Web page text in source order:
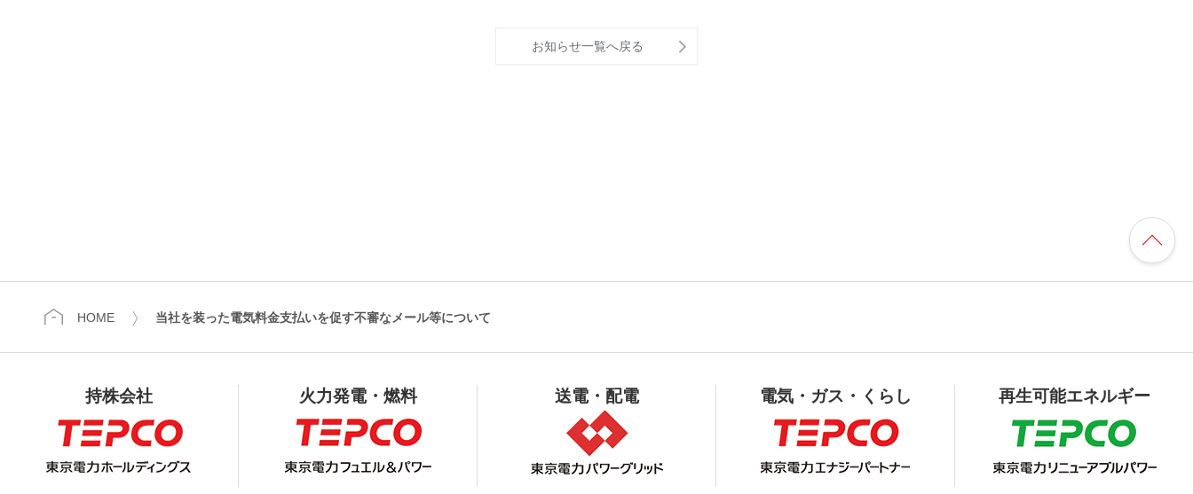
お知らせ一覧へ戻る
HOME 当社を装った電気料金支払いを促す不審なメール等について
持株会社 火力発電・燃料 送電・配電 電気・ガス・くらし 再生可能エネルギー